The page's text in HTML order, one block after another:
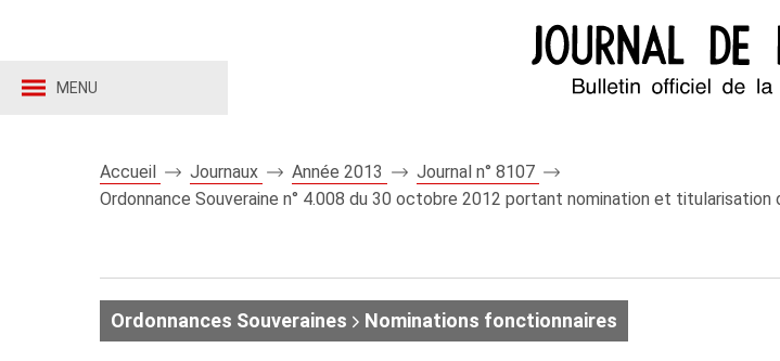
MENU
Accueil Journaux Année 2013
Journal n° 8107
Ordonnance Souveraine n° 4.008 du 30 octobre 2012 portant nomination et
Ordonnances Souveraines Nominations fonctionnaires